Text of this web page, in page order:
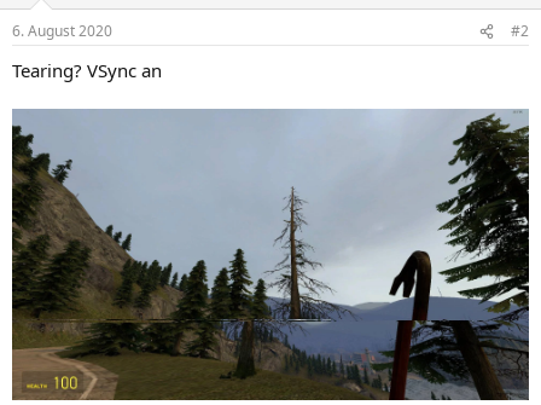
6. August 2020 #2
Tearing? VSync an